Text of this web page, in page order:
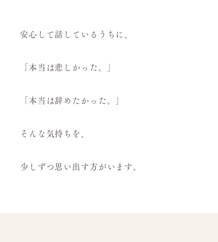
安心して話しているうちに、
「本当は悲しかった。」
「本当は辞めたかった。」
そんな気持ちを、
少しずつ思い出す方がいます。